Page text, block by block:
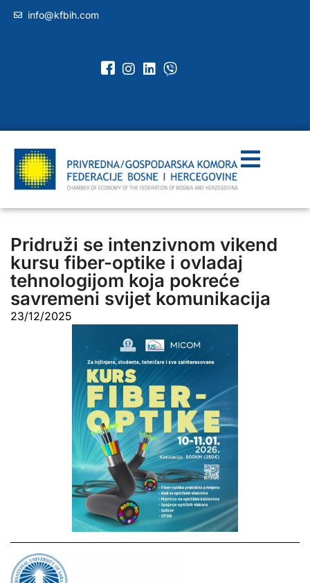
info@kfbih.com
Pridruži se intenzivnom vikend
kursu fiber-optike i ovladaj
tehnologijom koja pokreće
savremeni svijet komunikacija
23/12/2025